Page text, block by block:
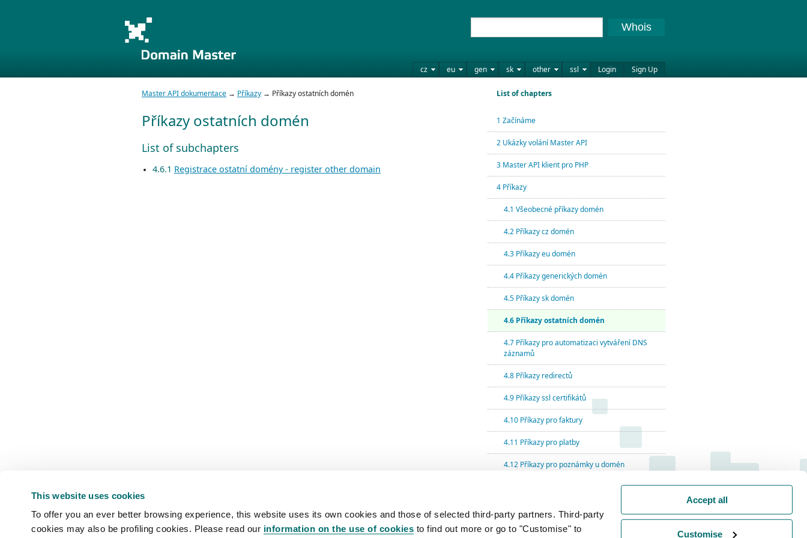
This website uses cookies
To offer you an ever better browsing experience, this website uses its own cookies and those of selected third-party partners. Third-party
cookies may also be profiling cookies. Please read our information on the use of cookies to find out more or go to "Customise" to
Accept all
Customise
cz eu gen sk other ssl Login Sign Up
Whois
List of chapters
1 Začínáme
2 Ukázky volání Master API
3 Master API klient pro PHP
4 Příkazy
4.1 Všeobecné příkazy domén
4.2 Příkazy cz domén
4.3 Příkazy eu domén
4.4 Příkazy generických domén
4.5 Příkazy sk domén
4.6 Příkazy ostatních domén
4.7 Příkazy pro automatizaci vytváření DNS
záznamů
4.8 Příkazy redirectů
4.9 Příkazy ssl certifikátů
4.10 Příkazy pro faktury
4.11 Příkazy pro platby
4.12 Příkazy pro poznámky u domén
Master API dokumentace → Příkazy → Příkazy ostatních domén
Příkazy ostatních domén
List of subchapters
4.6.1 Registrace ostatní domény - register other domain